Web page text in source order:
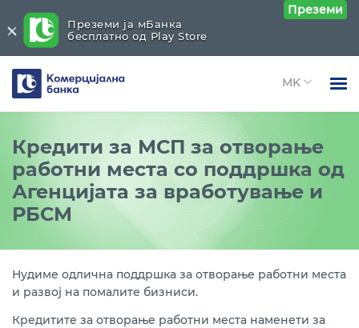
Open
Open
Правни лица
Open
За нас
Close submenu (Кредитни линии)
Зелен финансиски фонд (GFF Македонија) на
ЕБОР
Кредитна линија за финансирање на инвестиции
и развој на приватни трговски друштва преку
РБСМ
Кредитна линија за кредитирање на развојот на
микро, мали и средни претпријатија, поддршка на
извозот и за трајни обртни средства преку РБСМ
Комерцијална
банка
Кредити за МСП за отворање
работни места со поддршка од
Агенцијата за вработување и
РБСМ
Нудиме одлична поддршка за отворање работни места
и развој на помалите бизниси.
Кредитите за отворање работни места наменети за
Преземи ја мБанка
бесплатно од Play Store
Преземи